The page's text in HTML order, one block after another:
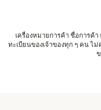
เครื่องหมายการค้า ชื่อการค้
ทะเบียนของเจ้าของทุก ๆ คน ไ
ข